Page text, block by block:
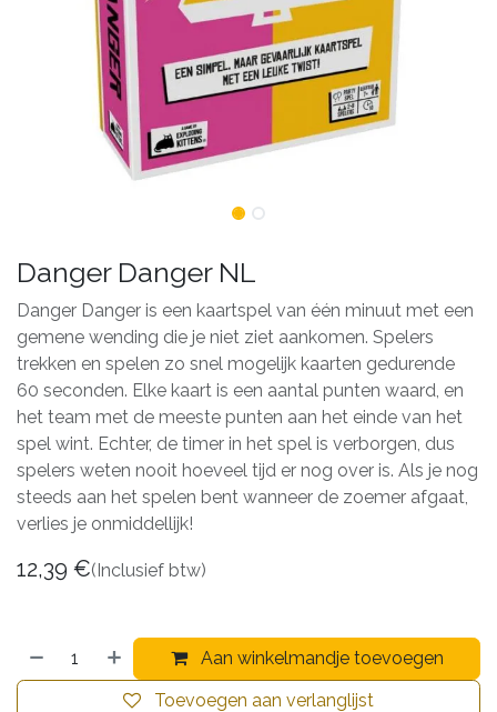
Danger Danger NL
Danger Danger is een kaartspel van één minuut met een
gemene wending die je niet ziet aankomen. Spelers
trekken en spelen zo snel mogelijk kaarten gedurende
60 seconden. Elke kaart is een aantal punten waard, en
het team met de meeste punten aan het einde van het
spel wint. Echter, de timer in het spel is verborgen, dus
spelers weten nooit hoeveel tijd er nog over is. Als je nog
steeds aan het spelen bent wanneer de zoemer afgaat,
verlies je onmiddellijk!
12,39 €(Inclusief btw)
Aan winkelmandje toevoegen
Toevoegen aan verlanglijst